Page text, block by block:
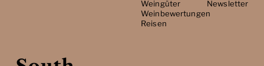
Weingüter
Weinbewertungen
Reisen
Newsletter